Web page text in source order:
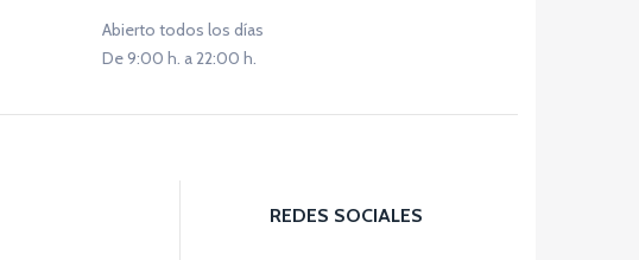
Abierto todos los días
De 9:00 h. a 22:00 h.
REDES SOCIALES